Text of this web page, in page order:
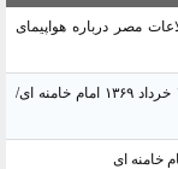
مصر درباره هواپیمای
منشور گفتمان امام و انقلاب - 7 /بخش دوم : شرح پیام ۱۰ خرداد ۱۳۶۹ امام خامنه ای/
خامنه ای